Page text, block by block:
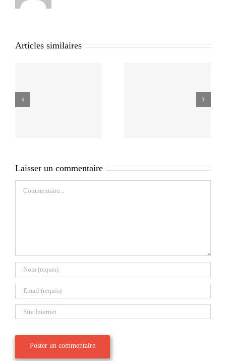
Articles similaires
Laisser un commentaire
Commentaire